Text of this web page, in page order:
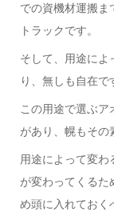
での資機材運搬ま
トラックです。
そして、用途によ
り、無しも自在で
この用途で選ぶ
があり、幌もその
用途によって変
が変わってくるた
め頭に入れておく